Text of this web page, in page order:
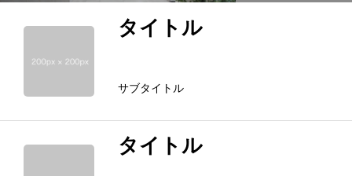
タイトル
サブタイトル
タイトル